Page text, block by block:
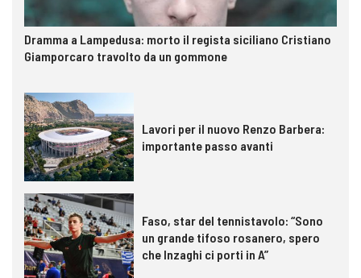
Dramma a Lampedusa: morto il regista siciliano Cristiano
Giamporcaro travolto da un gommone
Lavori per il nuovo Renzo Barbera:
importante passo avanti
Faso, star del tennistavolo: “Sono
un grande tifoso rosanero, spero
che Inzaghi ci porti in A”